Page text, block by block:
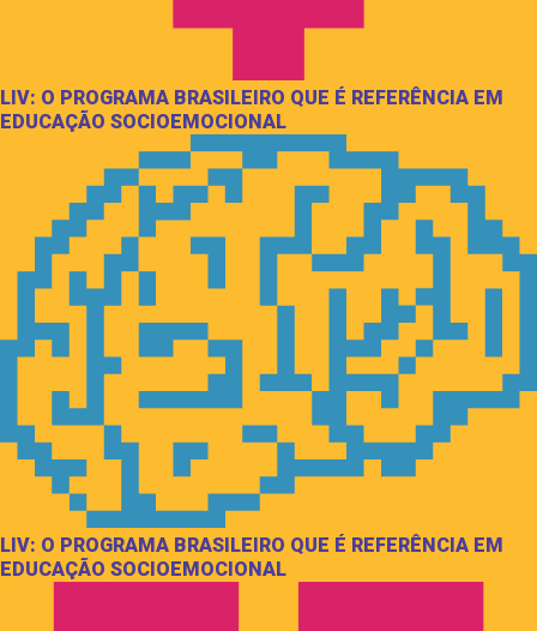
LIV: O PROGRAMA BRASILEIRO QUE É REFERÊNCIA EM
EDUCAÇÃO SOCIOEMOCIONAL
LIV: O PROGRAMA BRASILEIRO QUE É REFERÊNCIA EM
EDUCAÇÃO SOCIOEMOCIONAL